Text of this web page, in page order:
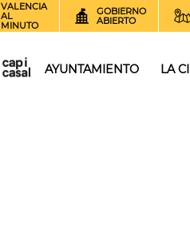
VALENCIA
AL
MINUTO
GOBIERNO
ABIERTO
AYUNTAMIENTO LA